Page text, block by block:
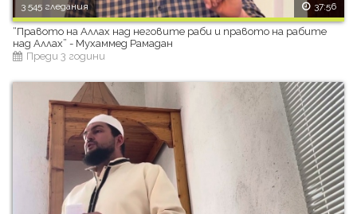
3 545 гледания 37:56
“Правото на Аллах над неговите раби и правото на рабите
над Аллах” - Мухаммед Рамадан
Преди 3 години